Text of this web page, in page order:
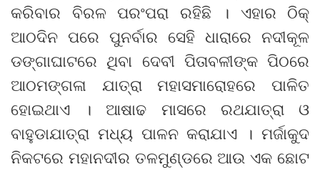
କରିବାର ବିରଳ ପରଂପରା ରହିଛି । ଏହାର ଠିକ୍
ଆଠଦିନ ପରେ ପୁନର୍ବାର ସେହି ଧାରାରେ ନଦୀକୂଳ
ଡଙ୍ଗାଘାଟରେ ଥିବା ଦେବୀ ପିତାବଳୀଙ୍କ ପିଠରେ
ଆଠମଙ୍ଗଳା ଯାତ୍ରା ମହାସମାରୋହରେ ପାଳିତ
ହୋଇଥାଏ । ଆଷାଢ ମାସରେ ରଥଯାତ୍ରା ଓ
ବାହୁଡାଯାତ୍ରା ମଧ୍ୟ ପାଳନ କରାଯାଏ । ମର୍ଜାକୁଦ
ନିକଟରେ ମହାନଦୀର ତଳମୁଣ୍ଡରେ ଆଉ ଏକ ଛୋଟ